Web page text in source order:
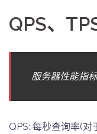
QPS、
服务器性能指标
QPS: 每秒查询率(对